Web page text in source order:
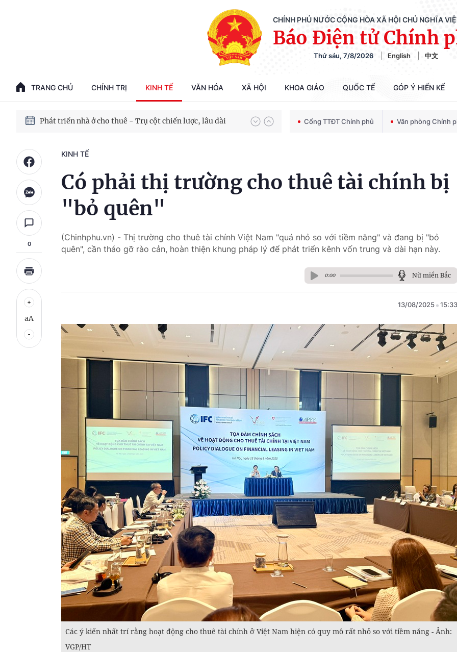
CHÍNH PHỦ NƯỚC CỘNG HÒA XÃ HỘI CHỦ NGHĨA
Báo Điện tử Chính
Thứ sáu, 7/8/2026 English 中文
TRANG CHỦ CHÍNH TRỊ KINH TẾ VĂN HÓA XÃ HỘI KHOA GIÁO QUỐC TẾ GÓP Ý HIẾN KẾ
Phát triển kinh tế nhà nước trong kỷ nguyên mới
Chiến dịch 500 ngày đêm tìm kiếm, quy tập và xác định danh tính hài cốt liệt sĩ
Bảo vệ nền tảng tư tưởng của Đảng trong kỷ nguyên phát triển mới
Phát triển nhà ở cho thuê - Trụ cột chiến lược, lâu dài Cổng TTĐT Chính phủ Văn phòng Chính
0
aA
KINH TẾ
Có phải thị trường cho thuê tài chính bị
"bỏ quên"
(Chinhphu.vn) - Thị trường cho thuê tài chính Việt Nam "quá nhỏ so với tiềm năng" và đang bị "bỏ
quên", cần tháo gỡ rào cản, hoàn thiện khung pháp lý để phát triển kênh vốn trung và dài hạn này.
0:00 Nữ miền Bắc
13/08/2025 15:33
Các ý kiến nhất trí rằng hoạt động cho thuê tài chính ở Việt Nam hiện có quy mô rất nhỏ so với tiềm năng - Ảnh:
VGP/HT